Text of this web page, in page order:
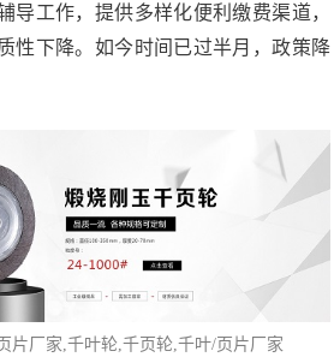
导工作，提供多样化便利缴费渠道，
性下降。如今时间已过半月，政策降
片厂家,千叶轮,千页轮,千叶/页片厂家